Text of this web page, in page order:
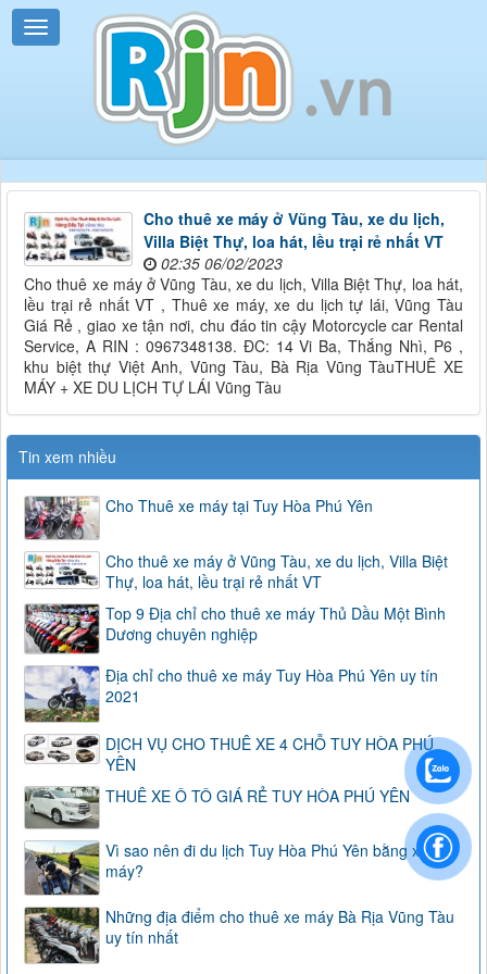
Cho thuê xe máy ở Vũng Tàu, xe du lịch,
Villa Biệt Thự, loa hát, lều trại rẻ nhất VT
02:35 06/02/2023
Cho thuê xe máy ở Vũng Tàu, xe du lịch, Villa Biệt Thự, loa hát,
lều trại rẻ nhất VT , Thuê xe máy, xe du lịch tự lái, Vũng Tàu
Giá Rẻ , giao xe tận nơi, chu đáo tin cậy Motorcycle car Rental
Service, A RIN : 0967348138. ĐC: 14 Vi Ba, Thắng Nhì, P6 ,
khu biệt thự Việt Anh, Vũng Tàu, Bà Rịa Vũng TàuTHUÊ XE
MÁY + XE DU LỊCH TỰ LÁI Vũng Tàu
Tin xem nhiều
Cho Thuê xe máy tại Tuy Hòa Phú Yên
Cho thuê xe máy ở Vũng Tàu, xe du lịch, Villa Biệt
Thự, loa hát, lều trại rẻ nhất VT
Top 9 Địa chỉ cho thuê xe máy Thủ Dầu Một Bình
Dương chuyên nghiệp
Địa chỉ cho thuê xe máy Tuy Hòa Phú Yên uy tín
2021
DỊCH VỤ CHO THUÊ XE 4 CHỖ TUY HÒA PHÚ
YÊN
THUÊ XE Ô TÔ GIÁ RẺ TUY HÒA PHÚ YÊN
Vì sao nên đi du lịch Tuy Hòa Phú Yên bằng xe
máy?
Những địa điểm cho thuê xe máy Bà Rịa Vũng Tàu
uy tín nhất